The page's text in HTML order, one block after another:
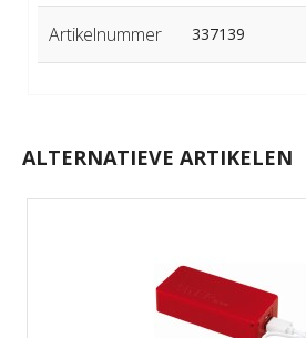
Artikelnummer 337139
ALTERNATIEVE ARTIKELEN